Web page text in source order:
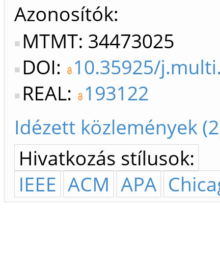
Azonosítók
MTMT: 34473025
DOI: 10.35925/
REAL: 193122
Idézett közlemények
Hivatkozás stílusok:
IEEE ACM APA